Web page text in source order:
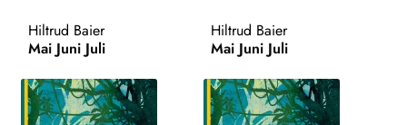
Hiltrud Baier
Mai Juni Juli
Hiltrud Baier
Mai Juni Juli